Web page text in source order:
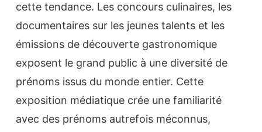
cette tendance. Les concours culinaires, les
documentaires sur les jeunes talents et les
émissions de découverte gastronomique
exposent le grand public à une diversité de
prénoms issus du monde entier. Cette
exposition médiatique crée une familiarité
avec des prénoms autrefois méconnus,